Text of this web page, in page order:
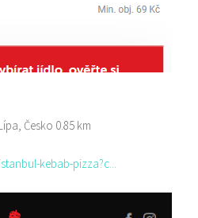
Česko 0.85 km
kebab-pizza?c...